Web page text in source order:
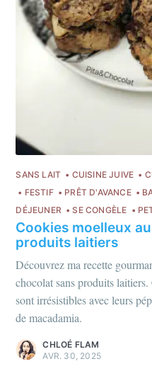
SANS LAIT CUISINE JUIVE
FESTIF
PRÊT D'AVANCE
DÉJEUNER
SE CONGÈLE
Cookies moelleux
produits laitiers
Découvrez ma recette
chocolat sans produits
sont irrésistibles avec leurs
de macadamia.
CHLOÉ FLAM
AVR. 30, 2025